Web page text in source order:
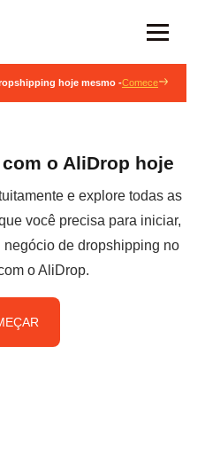
hoje mesmo -Comece
o AliDrop hoje
e explore todas as
você precisa para iniciar,
de dropshipping no
o AliDrop.